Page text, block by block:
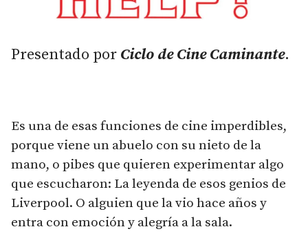
Presentado por Ciclo de Cine Caminante.
Es una de esas funciones de cine imperdibles,
porque viene un abuelo con su nieto de la
mano, o pibes que quieren experimentar algo
que escucharon: La leyenda de esos genios de
Liverpool. O alguien que la vio hace años y
entra con emoción y alegría a la sala.